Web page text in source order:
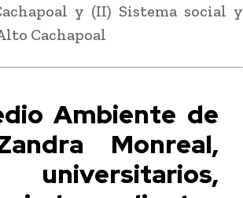
y (II) Sistema social y
Cachapoal
Ambiente de
Monreal,